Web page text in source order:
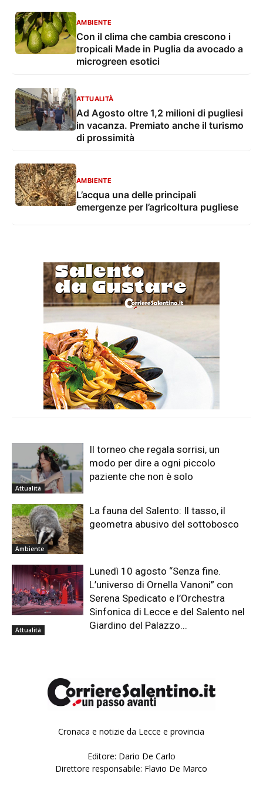
AMBIENTE
Con il clima che cambia crescono i
tropicali Made in Puglia da avocado a
microgreen esotici
ATTUALITÀ
Ad Agosto oltre 1,2 milioni di pugliesi
in vacanza. Premiato anche il turismo
di prossimità
AMBIENTE
L’acqua una delle principali
emergenze per l’agricoltura pugliese
Attualità
Il torneo che regala sorrisi, un
modo per dire a ogni piccolo
paziente che non è solo
Ambiente
La fauna del Salento: Il tasso, il
geometra abusivo del sottobosco
Attualità
Lunedì 10 agosto “Senza fine.
L’universo di Ornella Vanoni” con
Serena Spedicato e l’Orchestra
Sinfonica di Lecce e del Salento nel
Giardino del Palazzo...
Cronaca e notizie da Lecce e provincia
Editore: Dario De Carlo
Direttore responsabile: Flavio De Marco